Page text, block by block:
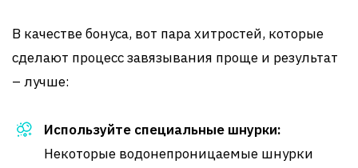
В качестве бонуса, вот пара хитростей, которые
сделают процесс завязывания проще и результат
– лучше:
Используйте специальные шнурки:
Некоторые водонепроницаемые шнурки